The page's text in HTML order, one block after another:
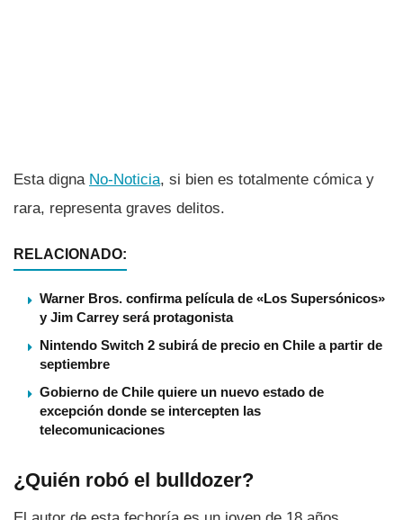
Esta digna No-Noticia, si bien es totalmente cómica y
rara, representa graves delitos.
RELACIONADO:
Warner Bros. confirma película de «Los Supersónicos»
y Jim Carrey será protagonista
Nintendo Switch 2 subirá de precio en Chile a partir de
septiembre
Gobierno de Chile quiere un nuevo estado de
excepción donde se intercepten las
telecomunicaciones
¿Quién robó el bulldozer?